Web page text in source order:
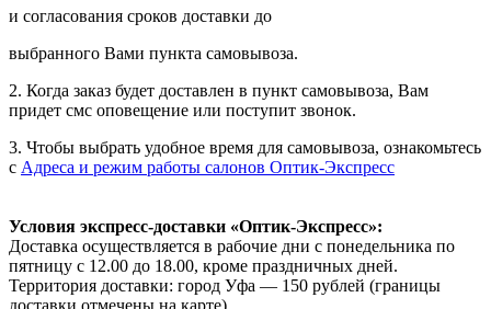
и согласования сроков доставки до
выбранного Вами пункта самовывоза.
2. Когда заказ будет доставлен в пункт самовывоза, Вам
придет смс оповещение или поступит звонок.
3. Чтобы выбрать удобное время для самовывоза, ознакомьтесь
с Адреса и режим работы салонов Оптик-Экспресс
Условия экспресс-доставки «Оптик-Экспресс»:
Доставка осуществляется в рабочие дни с понедельника по
пятницу с 12.00 до 18.00, кроме праздничных дней.
Территория доставки: город Уфа — 150 рублей (границы
доставки отмечены на карте).